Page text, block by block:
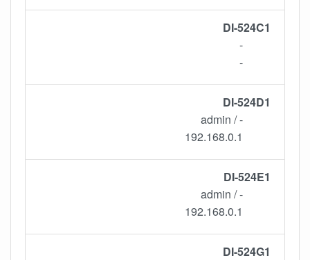
DI-524C1
-
-
DI-524D1
- / admin
192.168.0.1
DI-524E1
- / admin
192.168.0.1
DI-524G1